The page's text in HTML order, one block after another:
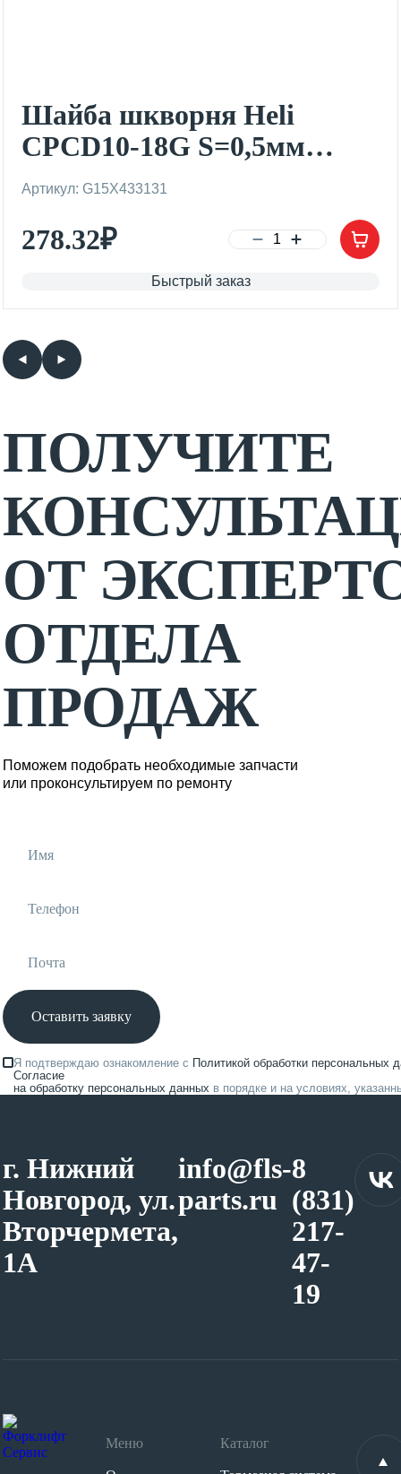
Шайба шкворня Heli
CPCD10-18G S=0,5мм
(G15X4-33131)
Артикул: G15X433131
278.32₽
Быстрый заказ
ПОЛУЧИТЕ
ОТ
ОТДЕЛА
ПРОДАЖ
Поможем подобрать необходимые запчасти
или проконсультируем по ремонту
Оставить заявку
Я подтверждаю ознакомление с Политикой обработки персональных
Согласие
на обработку персональных данных в порядке и на условиях,
г. Нижний
Новгород, ул.
Вторчермета,
1А
info@fls-
parts.ru
8
(831)
217-
47-
19
Меню Каталог